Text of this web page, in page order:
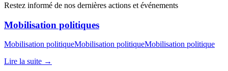
Restez informé de nos dernières actions et événements
Mobilisation politiques
Mobilisation politiqueMobilisation politiqueMobilisation politique
Lire la suite →